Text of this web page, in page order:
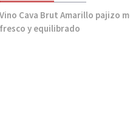
Vino Cava Brut Amarillo pajizo
fresco y equilibrado